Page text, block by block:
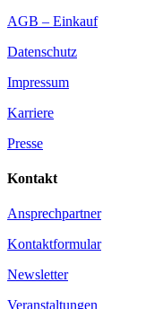
AGB – Einkauf
Datenschutz
Impressum
Karriere
Presse
Kontakt
Ansprechpartner
Kontaktformular
Newsletter
Veranstaltungen